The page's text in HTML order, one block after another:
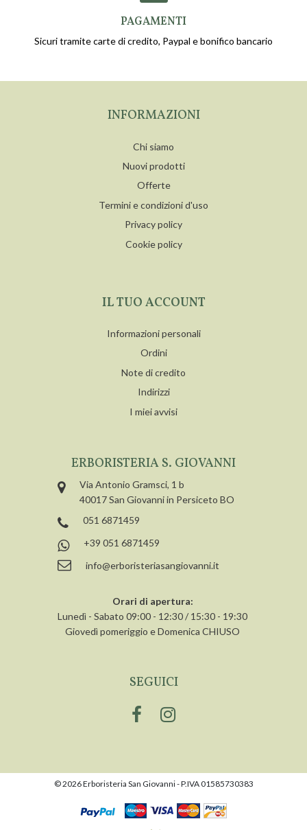
PAGAMENTI
Sicuri tramite carte di credito, Paypal e bonifico bancario
INFORMAZIONI
Chi siamo
Nuovi prodotti
Offerte
Termini e condizioni d'uso
Privacy policy
Cookie policy
IL TUO ACCOUNT
Informazioni personali
Ordini
Note di credito
Indirizzi
I miei avvisi
ERBORISTERIA S. GIOVANNI
Via Antonio Gramsci, 1 b
40017 San Giovanni in Persiceto BO
051 6871459
+39 051 6871459
info@erboristeriasangiovanni.it
Orari di apertura:
Lunedì - Sabato 09:00 - 12:30 / 15:30 - 19:30
Giovedì pomeriggio e Domenica CHIUSO
SEGUICI
© 2026 Erboristeria San Giovanni - P.IVA 01585730383